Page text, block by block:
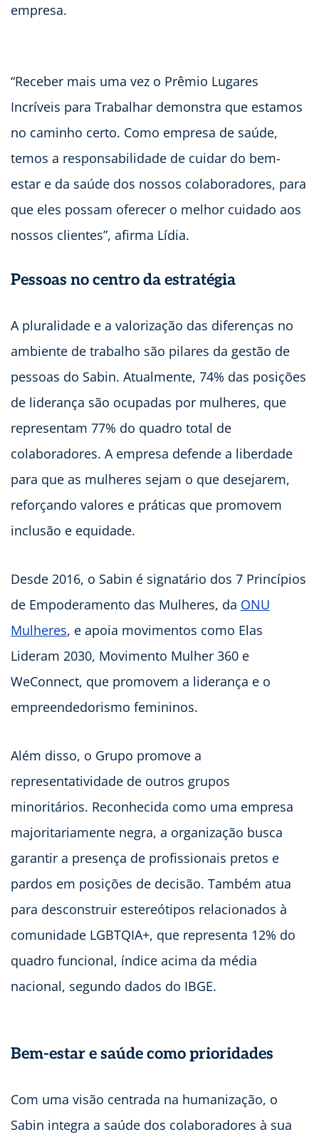
empresa.
“Receber mais uma vez o Prêmio Lugares
Incríveis para Trabalhar demonstra que estamos
no caminho certo. Como empresa de saúde,
temos a responsabilidade de cuidar do bem-
estar e da saúde dos nossos colaboradores, para
que eles possam oferecer o melhor cuidado aos
nossos clientes”, afirma Lídia.
Pessoas no centro da estratégia
A pluralidade e a valorização das diferenças no
ambiente de trabalho são pilares da gestão de
pessoas do Sabin. Atualmente, 74% das posições
de liderança são ocupadas por mulheres, que
representam 77% do quadro total de
colaboradores. A empresa defende a liberdade
para que as mulheres sejam o que desejarem,
reforçando valores e práticas que promovem
inclusão e equidade.
Desde 2016, o Sabin é signatário dos 7 Princípios
de Empoderamento das Mulheres, da ONU
Mulheres, e apoia movimentos como Elas
Lideram 2030, Movimento Mulher 360 e
WeConnect, que promovem a liderança e o
empreendedorismo femininos.
Além disso, o Grupo promove a
representatividade de outros grupos
minoritários. Reconhecida como uma empresa
majoritariamente negra, a organização busca
garantir a presença de profissionais pretos e
pardos em posições de decisão. Também atua
para desconstruir estereótipos relacionados à
comunidade LGBTQIA+, que representa 12% do
quadro funcional, índice acima da média
nacional, segundo dados do IBGE.
Bem-estar e saúde como prioridades
Com uma visão centrada na humanização, o
Sabin integra a saúde dos colaboradores à sua